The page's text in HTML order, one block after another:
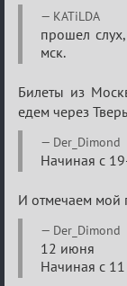
Re:
План
мероприятия
KATiLDA
прошел
мск.
Билеты из
едем через
Der_Dimond
Начиная с
И отмечаем мой
Der_Dimond
12 июня
Начиная с